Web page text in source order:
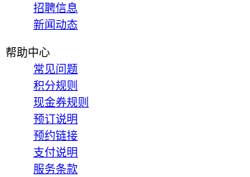
招聘信息
新闻动态
帮助中心
常见问题
积分规则
现金券规则
预订说明
预约链接
支付说明
服务条款